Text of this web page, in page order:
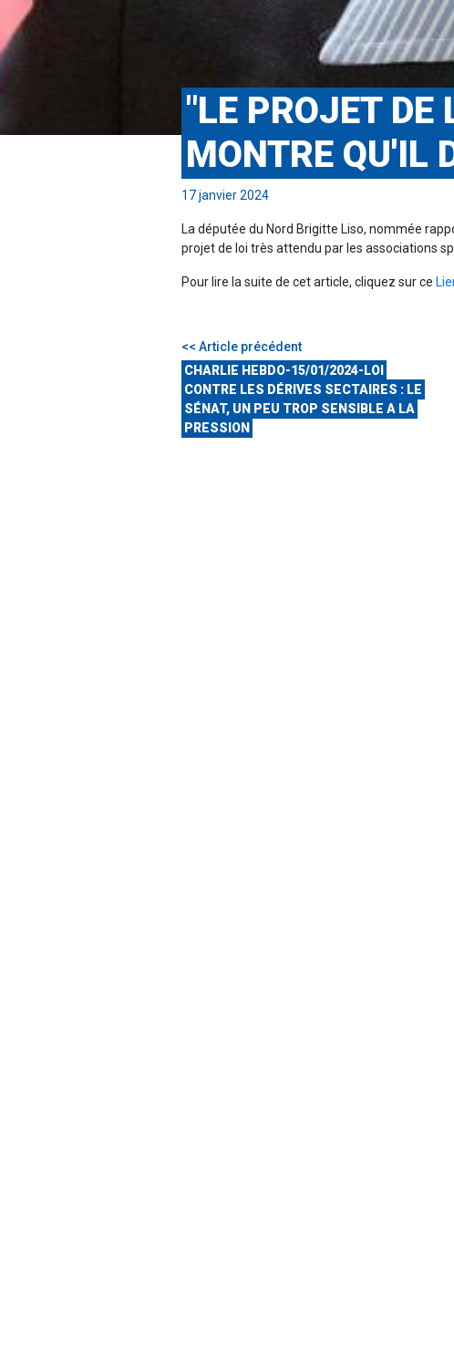
"LE PROJET DE
MONTRE QU'IL
17 janvier 2024
La députée du Nord Brigitte Liso, nommée
projet de loi très attendu par les associations
Pour lire la suite de cet article, cliquez sur ce
<< Article précédent
CHARLIE HEBDO-15/01/2024-LOI
CONTRE LES DÉRIVES SECTAIRES : LE
SÉNAT, UN PEU TROP SENSIBLE A LA
PRESSION